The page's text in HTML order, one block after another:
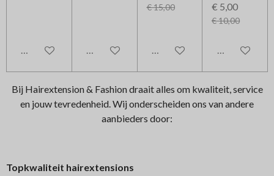
In winkelwagen In winkelwagen
€ 15,00
In winkelwagen
€ 5,00
€ 10,00
In
Bij Hairextension & Fashion draait alles om kwaliteit, service
en jouw tevredenheid. Wij onderscheiden ons van andere
aanbieders door:
Topkwaliteit hairextensions